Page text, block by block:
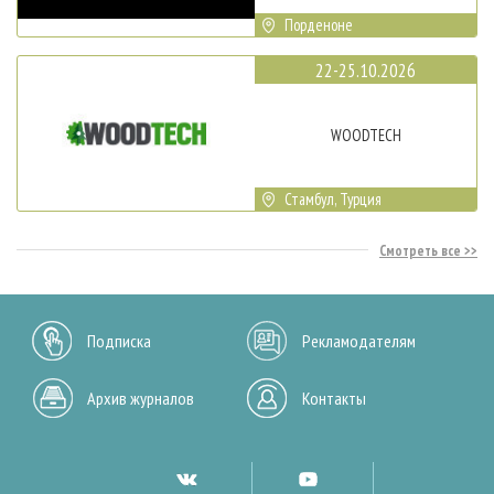
Порденоне
22-25.10.2026
WOODTECH
Стамбул, Турция
Смотреть все
Подписка Рекламодателям
Архив журналов Контакты